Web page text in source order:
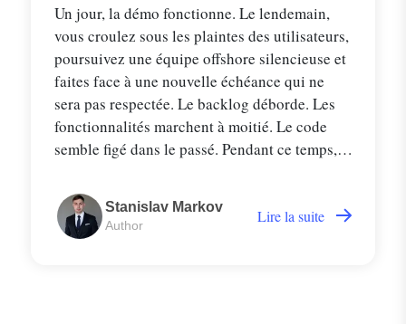
Un jour, la démo fonctionne. Le lendemain,
vous croulez sous les plaintes des utilisateurs,
poursuivez une équipe offshore silencieuse et
faites face à une nouvelle échéance qui ne
sera pas respectée. Le backlog déborde. Les
fonctionnalités marchent à moitié. Le code
semble figé dans le passé. Pendant ce temps,
patience de la direction s’amenuise.
Stanislav Markov
Author Lire la suite